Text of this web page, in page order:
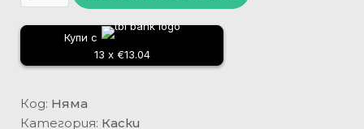
Купи с
13 x €13.04
Код: Няма
Категория: Каски